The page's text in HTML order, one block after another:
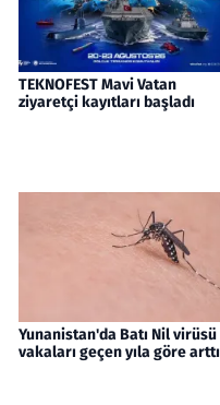
TEKNOFEST Mavi Vatan
ziyaretçi kayıtları başladı
Yunanistan'da Batı Nil virüsü
vakaları geçen yıla göre arttı